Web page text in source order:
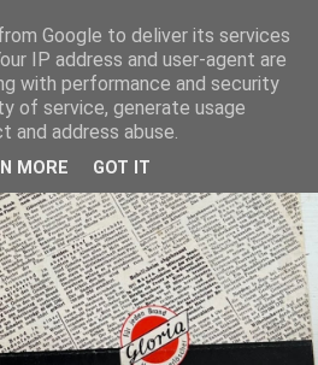
Google to deliver its services
IP address and user-agent are
with performance and security
of service, generate usage
address abuse.
MORE GOT IT